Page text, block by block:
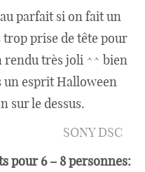
parfait si on fait un
prise de tête pour
rendu très joli ^^ bien
un esprit Halloween
sur le dessus.
pour 6 – 8 personnes: